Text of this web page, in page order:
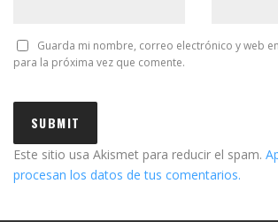
Guarda mi nombre, correo electrónico y web
para la próxima vez que comente.
Este sitio usa Akismet para reducir el spam.
procesan los datos de tus comentarios.